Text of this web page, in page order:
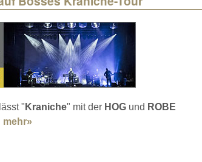
lässt " Kraniche" mit der HOG und ROBE
mehr»